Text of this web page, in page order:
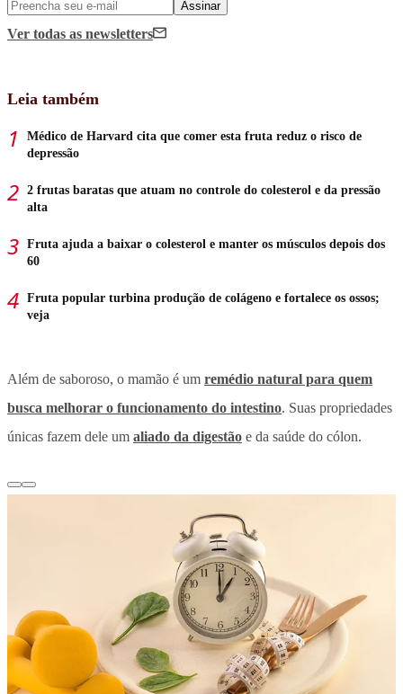
Assinar
Ver todas as newsletters
Leia também
Médico de Harvard cita que comer esta fruta reduz o risco de
depressão
2 frutas baratas que atuam no controle do colesterol e da pressão
alta
Fruta ajuda a baixar o colesterol e manter os músculos depois dos
60
Fruta popular turbina produção de colágeno e fortalece os ossos;
veja
Além de saboroso, o mamão é um remédio natural para quem
busca melhorar o funcionamento do intestino. Suas propriedades
únicas fazem dele um aliado da digestão e da saúde do cólon.